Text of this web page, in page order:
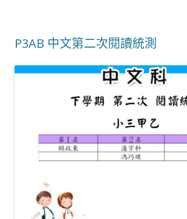
P3AB 中文第二次閱讀統測